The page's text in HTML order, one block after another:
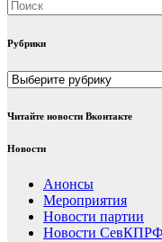
Рубрики
Рубрики
Читайте новости Вконтакте
Новости
Анонсы
Мероприятия
Новости партии
Новости СевКПРФ